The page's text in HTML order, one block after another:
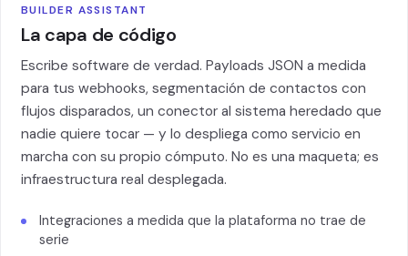
BUILDER ASSISTANT
La capa de código
Escribe software de verdad. Payloads JSON a medida
para tus webhooks, segmentación de contactos con
flujos disparados, un conector al sistema heredado que
nadie quiere tocar — y lo despliega como servicio en
marcha con su propio cómputo. No es una maqueta; es
infraestructura real desplegada.
Integraciones a medida que la plataforma no trae de
serie